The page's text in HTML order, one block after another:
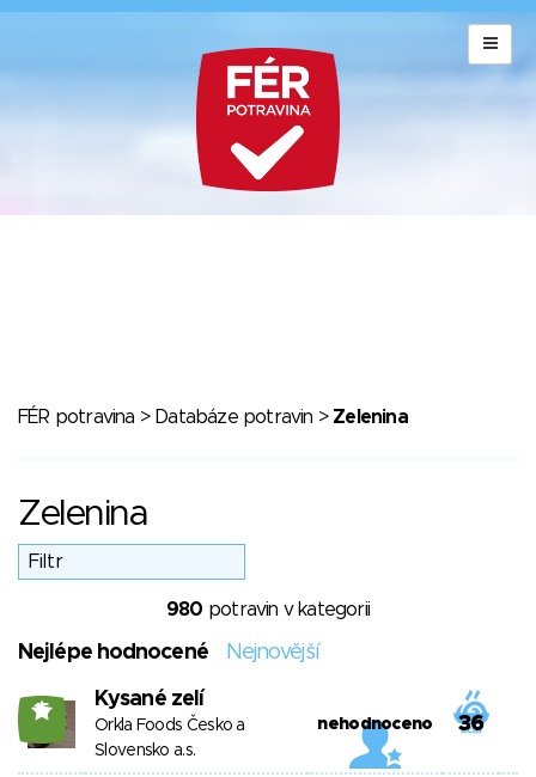
FÉR potravina > Databáze potravin > Zelenina
Zelenina
980 potravin v kategorii
Nejlépe hodnocené Nejnovější
15 Kysané zelí
Orkla Foods Česko a
Slovensko a.s.
nehodnoceno 36